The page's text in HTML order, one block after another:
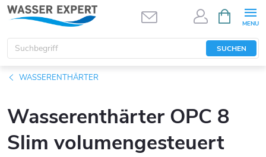
Zum
Inhalt
springen
SUCHEN
WASSERENTHÄRTER
Wasserenthärter OPC 8
Slim volumengesteuert